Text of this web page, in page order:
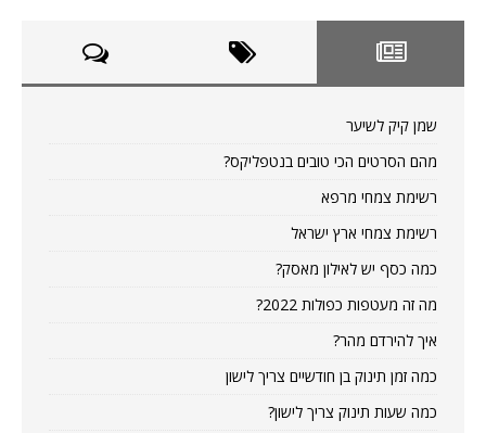
שמן קיק לשיער
מהם הסרטים הכי טובים בנטפליקס?
רשימת צמחי מרפא
רשימת צמחי ארץ ישראל
כמה כסף יש לאילון מאסק?
מה זה מעטפות כפולות 2022?
איך להירדם מהר?
כמה זמן תינוק בן חודשיים צריך לישון
כמה שעות תינוק צריך לישון?